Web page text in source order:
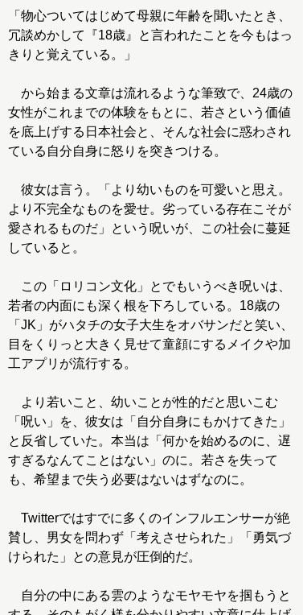
「物心ついてはじめて母親に年齢を聞いたとき、
冗談めかして『18歳』と言われたことを今もはっ
きりと覚えている。」
から始まる文章は流れるような筆致で、24歳の
女性がこれまでの体験をもとに、若さという価値
を底上げする日本社会と、そんな社会に惑わされ
ている自分自身に怒りを突きつける。
彼女は言う。「より幼いものを可愛いと思え。
より不完全なものを愛せ。劣っている存在こそが
愛されるものだ」という呪いが、この社会に蔓延
していると。
この「ロリコン文化」とでもいうべき呪いは、
若者の内面にも深く根を下ろしている。18歳の
「JK」がハタチの女子大生をオバサンだと笑い、
目をくりっと大きく見せて童顔にするメイクや加
工アプリが流行する。
より若いこと、幼いことが性的だと思いこむ
「呪い」を、彼女は「自分自身にもかけてきた」
と反省していた。本当は「何かを始めるのに、遅
すぎるなんてことはない」のに。若さを失って
も、希望まで失う必要はないはずなのに。
Twitterではすでに多くのインフルエンサーが絶
賛し、男女を問わず「考えさせられた」「勇気づ
けられた」との意見が圧倒的だ。
自分の中にある雲のようなモヤモヤを掴もうと